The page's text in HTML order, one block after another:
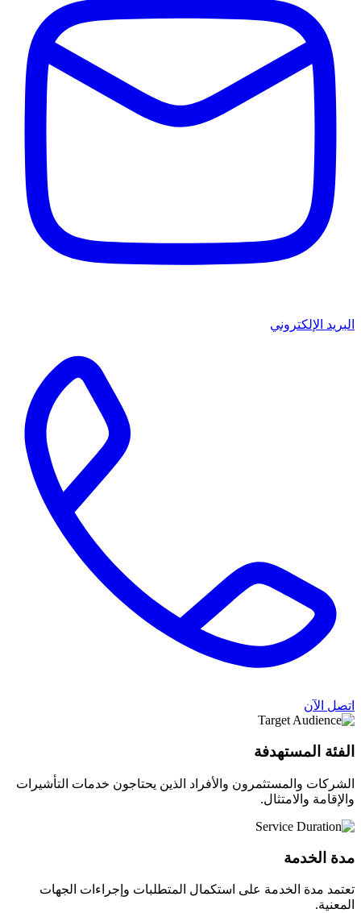
البريد الإلكتروني
اتصل الآن
الفئة المستهدفة
الشركات والمستثمرون والأفراد الذين يحتاجون خدمات التأشيرات
والإقامة والامتثال.
مدة الخدمة
تعتمد مدة الخدمة على استكمال المتطلبات وإجراءات الجهات
المعنية.